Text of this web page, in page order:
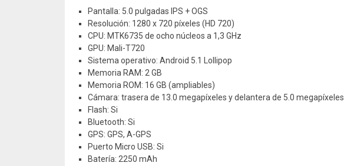
Pantalla: 5.0 pulgadas IPS + OGS
Resolución: 1280 x 720 píxeles (HD 720)
CPU: MTK6735 de ocho núcleos a 1,3 GHz
GPU: Mali-T720
Sistema operativo: Android 5.1 Lollipop
Memoria RAM: 2 GB
Memoria ROM: 16 GB (ampliables)
Cámara: trasera de 13.0 megapíxeles y delantera de 5.0 megapíxeles
Flash: Si
Bluetooth: Si
GPS: GPS, A-GPS
Puerto Micro USB: Si
Batería: 2250 mAh